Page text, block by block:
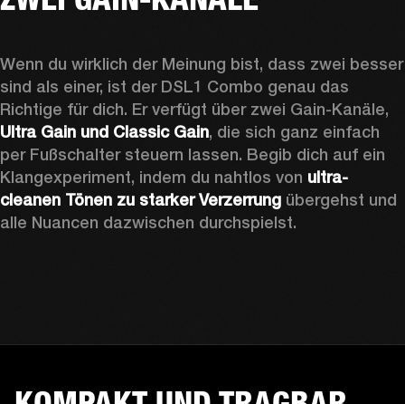
Wenn du wirklich der Meinung bist, dass zwei besser
sind als einer, ist der DSL1 Combo genau das
Ultra Gain und Classic Gain, die sich ganz einfach
per Fußschalter steuern lassen. Begib dich auf ein
Klangexperiment, indem du nahtlos von ultra-
cleanen Tönen zu starker Verzerrung übergehst und
alle Nuancen dazwischen durchspielst.